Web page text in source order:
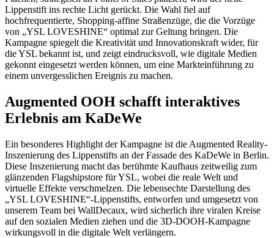
Lippenstift ins rechte Licht gerückt. Die Wahl fiel auf
hochfrequentierte, Shopping-affine Straßenzüge, die die Vorzüge
von „YSL LOVESHINE“ optimal zur Geltung bringen. Die
Kampagne spiegelt die Kreativität und Innovationskraft wider, für
die YSL bekannt ist, und zeigt eindrucksvoll, wie digitale Medien
gekonnt eingesetzt werden können, um eine Markteinführung zu
einem unvergesslichen Ereignis zu machen.
Augmented OOH schafft interaktives
Erlebnis am KaDeWe
Ein besonderes Highlight der Kampagne ist die Augmented Reality-
Inszenierung des Lippenstifts an der Fassade des KaDeWe in Berlin.
Diese Inszenierung macht das berühmte Kaufhaus zeitweilig zum
glänzenden Flagshipstore für YSL, wobei die reale Welt und
virtuelle Effekte verschmelzen. Die lebensechte Darstellung des
„YSL LOVESHINE“-Lippenstifts, entworfen und umgesetzt von
unserem Team bei WallDecaux, wird sicherlich ihre viralen Kreise
auf den sozialen Medien ziehen und die 3D-DOOH-Kampagne
wirkungsvoll in die digitale Welt verlängern.